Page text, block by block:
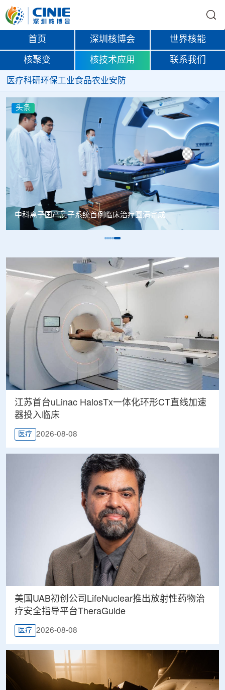
首页 深圳核博会 世界核能
核聚变 核技术应用 联系我们
医疗科研环保工业食品农业安防
头条
中科离子国产质子系统首例临床治疗圆满完成
江苏首台uLinac HalosTx一体化环形CT直线加速
器投入临床
医疗 2026-08-08
美国UAB初创公司LifeNuclear推出放射性药物治
疗安全指导平台TheraGuide
医疗 2026-08-08